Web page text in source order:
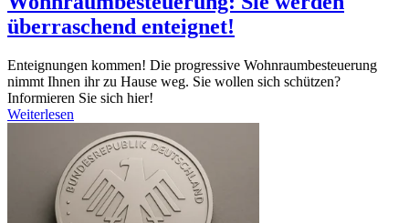
überraschend enteignet!
Enteignungen kommen! Die progressive Wohnraumbesteuerung
nimmt Ihnen ihr zu Hause weg. Sie wollen sich schützen?
Informieren Sie sich hier!
Weiterlesen